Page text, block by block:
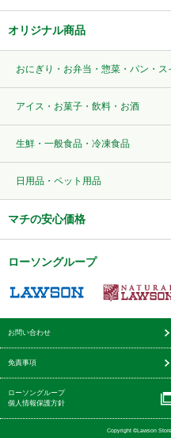
オリジナル商品
おにぎり・お弁当・惣菜・パン・ス
アイス・お菓子・飲料・お酒
生鮮・一般食品・冷凍食品
日用品・ペット用品
マチの安心価格
ローソングループ
お問い合わせ
免責事項
ローソングループ
個人情報保護方針
Copyright ©Lawson